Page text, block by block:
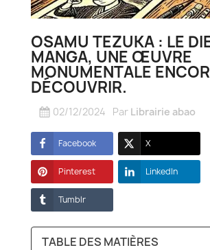
OSAMU TEZUKA : LE
MANGA, UNE ŒUVRE
MONUMENTALE
DÉCOUVRIR.
02/12/2024 Par Librairie abao
Facebook X
Pinterest LinkedIn
Tumblr
TABLE DES MATIÈRES